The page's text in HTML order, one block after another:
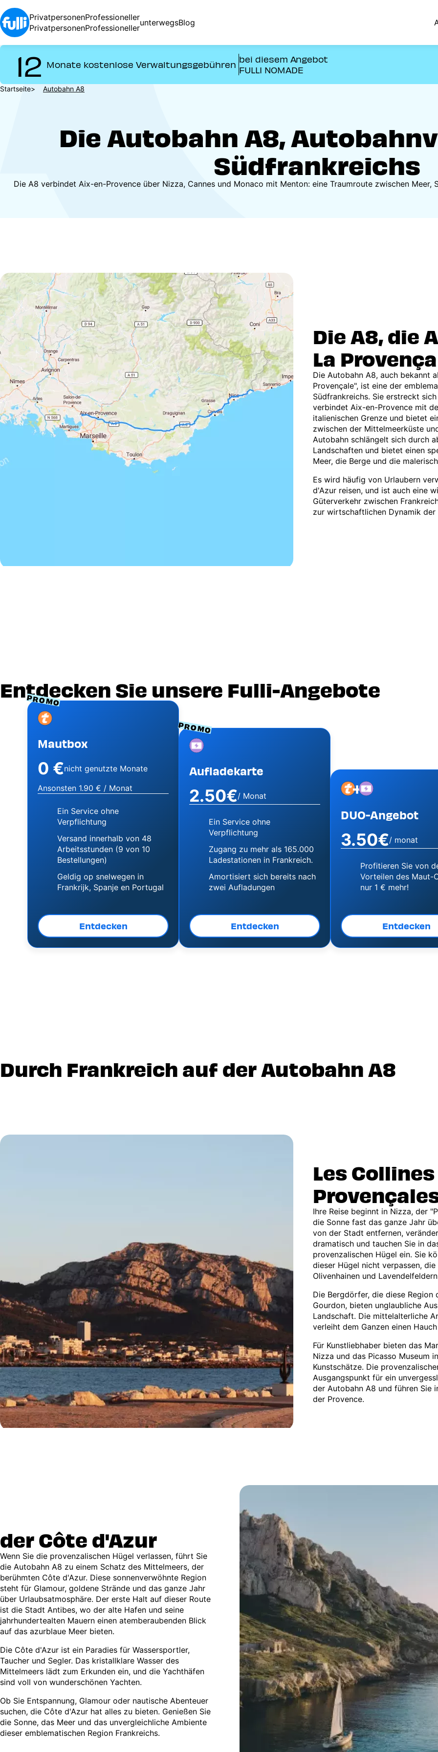
Direkt
zum
Inhalt
Privatpersonen
Privatpersonen
Professioneller
Professioneller
unterwegsBlog
12 Monate kostenlose Verwaltungsgebühren
bei diesem Angebot
FULLI NOMADE
Pfadnavigation
Startseite Autobahn A8
Die Autobahn A8,
Südfrankreichs
Die A8 verbindet Aix-en-Provence über Nizza, Cannes und Monaco mit Menton: eine Traumroute zwischen Meer,
Die A8, die
La
Die Autobahn A8, auch bekannt
Provençale", ist eine der
Südfrankreichs. Sie erstreckt
verbindet Aix-en-Provence mit
italienischen Grenze und bietet
zwischen der Mittelmeerküste
Autobahn schlängelt sich durch
Landschaften und bietet einen
Meer, die Berge und die
Es wird häufig von Urlaubern
d'Azur reisen, und ist auch eine
Güterverkehr zwischen
zur wirtschaftlichen Dynamik der
Entdecken Sie unsere Fulli-Angebote
PROMO
Image
Mautbox
0 €nicht genutzte Monate
Ansonsten 1.90 € / Monat
Ein Service ohne
Verpflichtung
Versand innerhalb von 48
Arbeitsstunden (9 von 10
Bestellungen)
Geldig op snelwegen in
Frankrijk, Spanje en Portugal
Entdecken
PROMO
Image
Aufladekarte
2.50€/ Monat
Ein Service ohne
Verpflichtung
Zugang zu mehr als 165.000
Ladestationen in Frankreich.
Amortisiert sich bereits nach
zwei Aufladungen
Entdecken
Image
+Image
DUO-Angebot
3.50€/ monat
Profitieren Sie von
Vorteilen des Maut-
nur 1 € mehr!
Entdecken
Durch Frankreich auf der Autobahn A8
Les Collines
Ihre Reise beginnt in Nizza, der
die Sonne fast das ganze Jahr
von der Stadt entfernen,
dramatisch und tauchen Sie in
provenzalischen Hügel ein. Sie
dieser Hügel nicht verpassen, die
Olivenhainen und
Die Bergdörfer, die diese Region
Gourdon, bieten unglaubliche
Landschaft. Die mittelalterliche
verleiht dem Ganzen einen
Für Kunstliebhaber bieten das
Nizza und das Picasso Museum
Kunstschätze. Die
Ausgangspunkt für ein
der Autobahn A8 und führen Sie
der Provence.
der Côte d'Azur
Wenn Sie die provenzalischen Hügel verlassen, führt Sie
die Autobahn A8 zu einem Schatz des Mittelmeers, der
berühmten Côte d'Azur. Diese sonnenverwöhnte Region
steht für Glamour, goldene Strände und das ganze Jahr
über Urlaubsatmosphäre. Der erste Halt auf dieser Route
ist die Stadt Antibes, wo der alte Hafen und seine
jahrhundertealten Mauern einen atemberaubenden Blick
auf das azurblaue Meer bieten.
Die Côte d'Azur ist ein Paradies für Wassersportler,
Taucher und Segler. Das kristallklare Wasser des
Mittelmeers lädt zum Erkunden ein, und die Yachthäfen
sind voll von wunderschönen Yachten.
Ob Sie Entspannung, Glamour oder nautische Abenteuer
suchen, die Côte d'Azur hat alles zu bieten. Genießen Sie
die Sonne, das Meer und das unvergleichliche Ambiente
dieser emblematischen Region Frankreichs.